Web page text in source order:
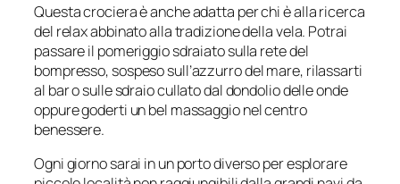
Questa crociera è anche adatta per chi è alla ricerca
del relax abbinato alla tradizione della vela. Potrai
passare il pomeriggio sdraiato sulla rete del
bompresso, sospeso sull’azzurro del mare, rilassarti
al bar o sulle sdraio cullato dal dondolio delle onde
oppure goderti un bel massaggio nel centro
benessere.
Ogni giorno sarai in un porto diverso per esplorare